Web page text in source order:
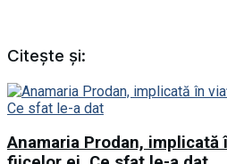
Citește și:
Anamaria Prodan, implicată